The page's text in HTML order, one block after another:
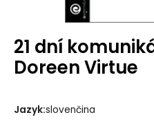
21 dní
Doreen Virtue
Jazyk:slovenčina